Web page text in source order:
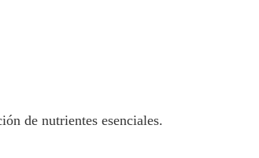
de nutrientes esenciales.